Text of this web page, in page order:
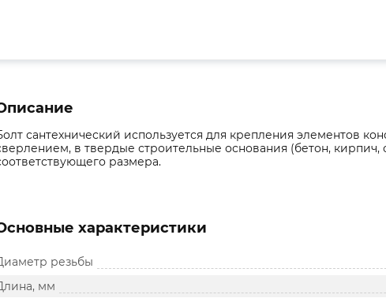
сантехнический используется для крепления элементов
в твердые строительные основания (бетон,
размера.
характеристики
резьбы
мм